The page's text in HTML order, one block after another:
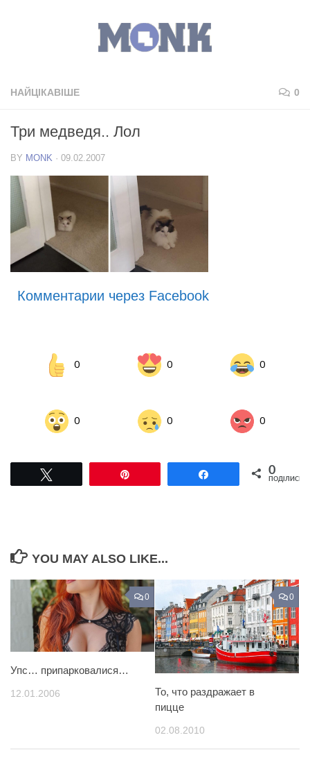
НАЙЦІКАВІШЕ 0
Три медведя.. Лол
BY MONK · 09.02.2007
Комментарии через Facebook
0 0 0
0 0 0
Поділитися0
ПОДІЛИСЬ
YOU MAY ALSO LIKE...
0
Упс… припарковалися…
12.01.2006
0
То, что раздражает в
пицце
02.08.2010